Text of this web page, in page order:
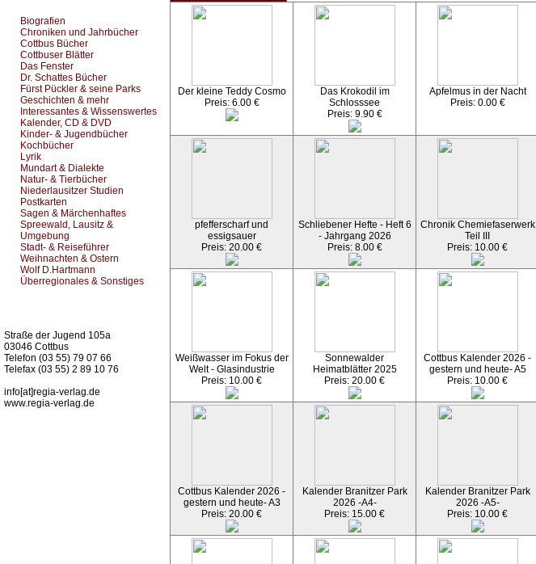
Biografien
Chroniken und Jahrbücher
Cottbus Bücher
Cottbuser Blätter
Das Fenster
Dr. Schattes Bücher
Fürst Pückler & seine Parks
Geschichten & mehr
Interessantes & Wissenswertes
Kalender, CD & DVD
Kinder- & Jugendbücher
Kochbücher
Lyrik
Mundart & Dialekte
Natur- & Tierbücher
Niederlausitzer Studien
Postkarten
Sagen & Märchenhaftes
Spreewald, Lausitz &
Umgebung
Stadt- & Reiseführer
Weihnachten & Ostern
Wolf D.Hartmann
Überregionales & Sonstiges
Straße der Jugend 105a
03046 Cottbus
Telefon (03 55) 79 07 66
Telefax (03 55) 2 89 10 76
info[at]regia-verlag.de
www.regia-verlag.de
Der kleine Teddy Cosmo
Preis: 6.00 €
Das Krokodil im
Schlosssee
Preis: 9.90 €
Apfelmus in der Nacht
Preis: 0.00 €
pfefferscharf und
essigsauer
Preis: 20.00 €
Schliebener Hefte - Heft 6
- Jahrgang 2026
Preis: 8.00 €
Chronik Chemiefaserwerk
Teil III
Preis: 10.00 €
Weißwasser im Fokus der
Welt - Glasindustrie
Preis: 10.00 €
Sonnewalder
Heimatblätter 2025
Preis: 20.00 €
Cottbus Kalender 2026 -
gestern und heute- A5
Preis: 10.00 €
Cottbus Kalender 2026 -
gestern und heute- A3
Preis: 20.00 €
Kalender Branitzer Park
2026 -A4-
Preis: 15.00 €
Kalender Branitzer Park
2026 -A5-
Preis: 10.00 €